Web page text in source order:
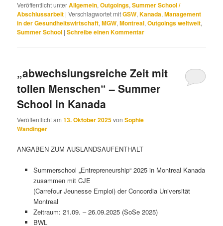
Veröffentlicht unterAllgemein,Outgoings,Summer School /
Abschlussarbeit |Verschlagwortet mitGSW,Kanada,Management
in der Gesundheitswirtschaft,MGW,Montreal,Outgoings weltweit,
Summer School |Schreibe einen Kommentar
„abwechslungsreiche Zeit mit
tollen Menschen“ – Summer
School in Kanada
Veröffentlicht am13. Oktober 2025vonSophie
Wandinger
ANGABEN ZUM AUSLANDSAUFENTHALT
Summerschool „Entrepreneurship“ 2025 in Montreal Kanada
zusammen mit CJE
(Carrefour Jeunesse Emploi) der Concordia Universität
Montreal
Zeitraum: 21.09. – 26.09.2025 (SoSe 2025)
BWL